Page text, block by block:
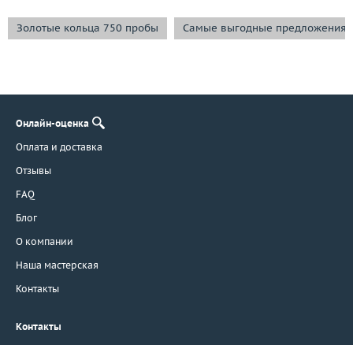
Золотые кольца 750 пробы Самые выгодные предложения
Онлайн-оценка
Оплата и доставка
Отзывы
FAQ
Блог
О компании
Наша мастерская
Контакты
Контакты